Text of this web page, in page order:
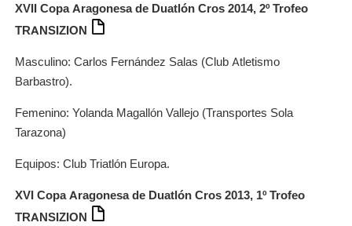
XVII Copa Aragonesa de Duatlón Cros 2014, 2º Trofeo
TRANSIZION
Masculino: Carlos Fernández Salas (Club Atletismo
Barbastro).
Femenino: Yolanda Magallón Vallejo (Transportes Sola
Tarazona)
Equipos: Club Triatlón Europa.
XVI Copa Aragonesa de Duatlón Cros 2013, 1º Trofeo
TRANSIZION